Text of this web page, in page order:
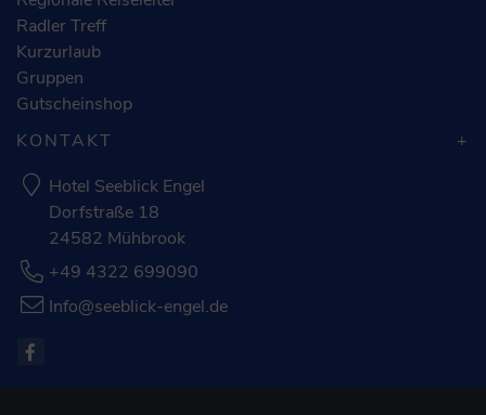
Radler Treff
Kurzurlaub
Gruppen
Gutscheinshop
KONTAKT
Hotel Seeblick Engel
Dorfstraße 18
24582 Mühbrook
+49 4322 699090
Info@seeblick-engel.de